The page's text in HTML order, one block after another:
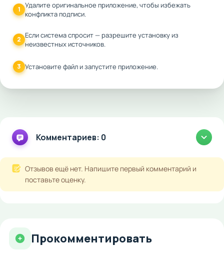
1 Удалите оригинальное приложение, чтобы избежать
конфликта подписи.
2 Если система спросит — разрешите установку из
неизвестных источников.
3 Установите файл и запустите приложение.
Комментариев: 0
Отзывов ещё нет. Напишите первый комментарий и
поставьте оценку.
Прокомментировать